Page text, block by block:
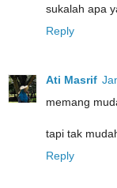
sukalah apa
Reply
Ati Masrif
memang
tapi tak
Reply